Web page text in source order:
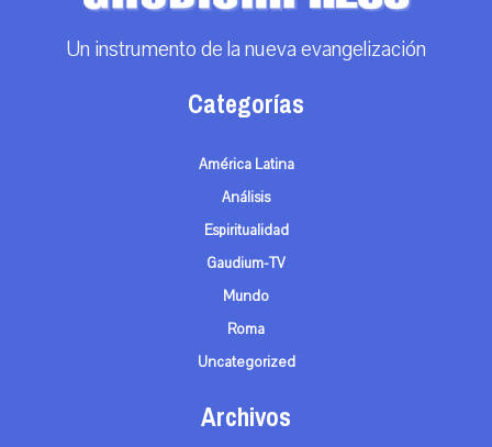
Un instrumento de la nueva evangelización
Categorías
América Latina
Análisis
Espiritualidad
Gaudium-TV
Mundo
Roma
Uncategorized
Archivos